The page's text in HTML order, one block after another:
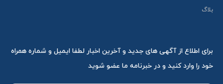
بلاگ
برای اطلاع از آگهی های جدید و آخرین اخبار لطفا ایمیل و شماره همراه
خود را وارد کنید و در خبرنامه ما عضو شوید